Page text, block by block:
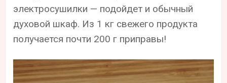
электросушилки — подойдет и обычный
духовой шкаф. Из 1 кг свежего продукта
получается почти 200 г приправы!